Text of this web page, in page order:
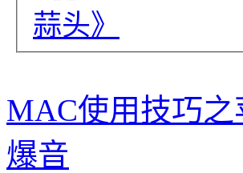
蒜头》
MAC使用技巧
爆音